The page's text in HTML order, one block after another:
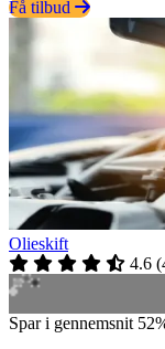
Få tilbud
Olieskift
4.6 (
Spar i gennemsnit